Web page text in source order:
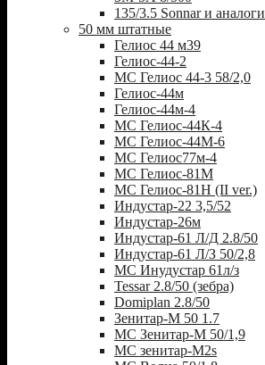
135/3.5 Sonnar и аналоги
50 мм штатные
Гелиос 44 м39
Гелиос-44-2
МС Гелиос 44-3 58/2,0
Гелиос-44м
Гелиос-44м-4
МС Гелиос-44К-4
МС Гелиос-44М-6
МС Гелиос77м-4
МС Гелиос-81М
МС Гелиос-81Н (II ver.)
Индустар-22 3,5/52
Индустар-26м
Индустар-61 Л/Д 2.8/50
Индустар-61 Л/З 50/2,8
МС Инудустар 61л/з
Tessar 2.8/50 (зебра)
Domiplan 2.8/50
Зенитар-М 50 1.7
МС Зенитар-М 50/1,9
МС зенитар-M2s